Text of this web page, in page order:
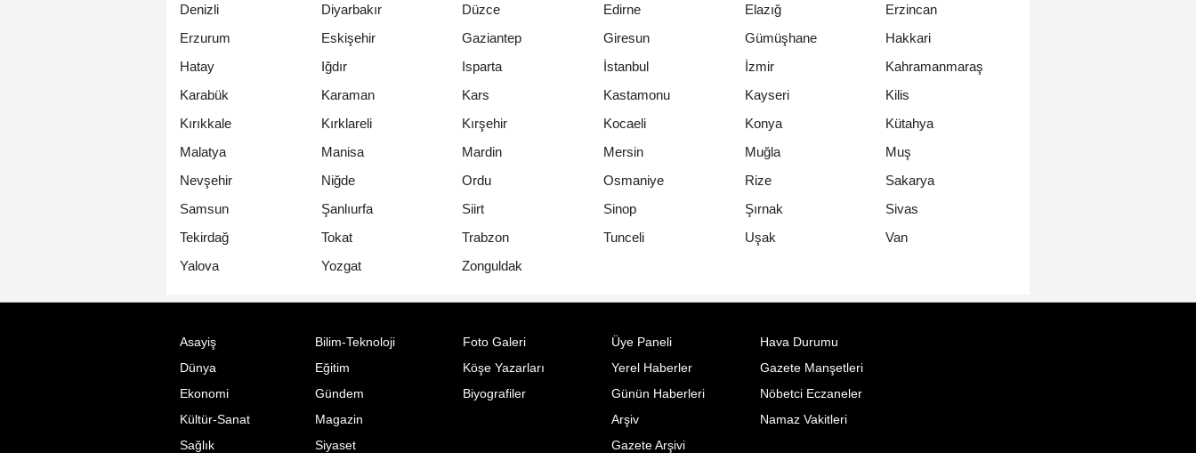
Denizli
Diyarbakır Düzce Edirne Elazığ
Erzincan
Erzurum
Eskişehir Gaziantep Giresun Gümüşhane
Hakkari
Hatay
Iğdır Isparta İstanbul İzmir
Kahramanmaraş
Karabük
Karaman Kars Kastamonu Kayseri
Kilis
Kırıkkale
Kırklareli Kırşehir Kocaeli Konya
Kütahya
Malatya
Manisa Mardin Mersin Muğla
Muş
Nevşehir
Niğde Ordu Osmaniye Rize
Sakarya
Samsun
Şanlıurfa Siirt Sinop Şırnak
Sivas
Tekirdağ
Tokat Trabzon Tunceli Uşak
Van
Yalova
Yozgat Zonguldak
Asayiş
Bilim-Teknoloji
Dünya
Eğitim
Ekonomi
Gündem
Kültür-Sanat
Magazin
Sağlık
Siyaset
Foto Galeri
Köşe Yazarları
Biyografiler
Üye Paneli
Yerel Haberler
Günün Haberleri
Arşiv
Gazete Arşivi
Hava Durumu
Gazete Manşetleri
Nöbetci Eczaneler
Namaz Vakitleri